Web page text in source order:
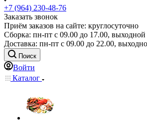
+7 (964) 230-48-76
Заказать звонок
Приём заказов на сайте: круглосуточно
Сборка: пн-пт с 09.00 до 17.00, выходной
Доставка: пн-пт с 09.00 до 22.00,
Поиск
Войти
Каталог